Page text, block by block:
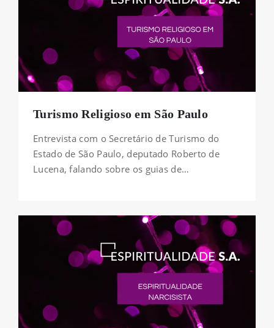
Turismo Religioso em São Paulo
Entrevista com o Secretário de Turismo do
Estado de São Paulo, deputado Roberto de
Lucena, falando sobre os guias de…